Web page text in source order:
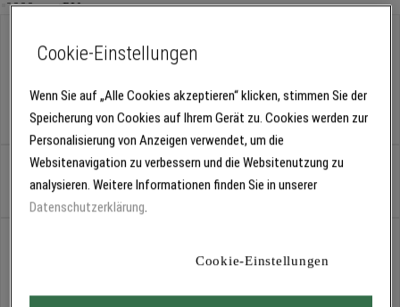
18 cm breit
25 cm breit
doppelt stark
Stück
anmelden
Cookie-Einstellungen
Wenn Sie auf „Alle Cookies akzeptieren“ klicken, stimmen Sie der
Speicherung von Cookies auf Ihrem Gerät zu. Cookies werden zur
Personalisierung von Anzeigen verwendet, um die
Websitenavigation zu verbessern und die Websitenutzung zu
analysieren. Weitere Informationen finden Sie in unserer
Datenschutzerklärung.
Cookie-Einstellungen